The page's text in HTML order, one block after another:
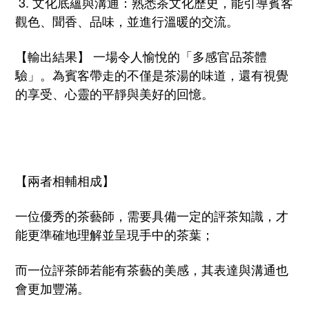
觀色、聞香、品味， 並進行溫暖的交流。
【輸出結果】 一場令人愉悅的「多感官品茶體
驗」。 為賓客帶走的不僅是茶湯的味道，還有視覺
的享受、心靈的平靜與美好的回憶。
【兩者相輔相成】
一位優秀的茶藝師，需要具備一定的評茶知識， 才
能更準確地理解並呈現手中的茶葉；
而一位評茶師若能有茶藝的美感，其表達與溝通也
會更加豐滿。